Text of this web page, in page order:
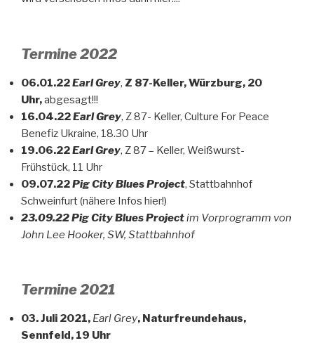
Termine 2022
06.01.22Earl Grey, Z 87-Keller, Würzburg, 20
Uhr,abgesagt!!!
16.04.22Earl Grey, Z 87- Keller, Culture For Peace
Benefiz Ukraine, 18.30 Uhr
19.06.22Earl Grey, Z 87 – Keller, Weißwurst-
Frühstück, 11 Uhr
09.07.22Pig City Blues Project, Stattbahnhof
Schweinfurt (nähere Infos hier!)
23.09.22Pig City Blues Projectim Vorprogramm von
John Lee Hooker, SW, Stattbahnhof
Termine 2021
03. Juli 2021, Earl Grey, Naturfreundehaus,
Sennfeld, 19 Uhr